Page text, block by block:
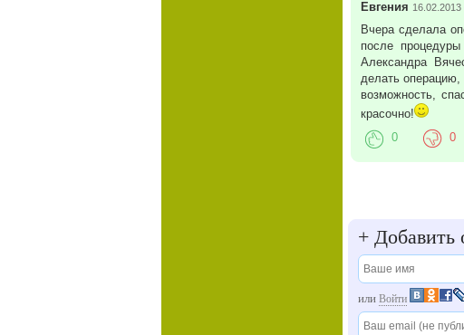
Евгения 16.02.2013
Вчера сделала
после
Александра
делать операцию,
возможность,
красочно!
0 0
+ Добавить
или Войти